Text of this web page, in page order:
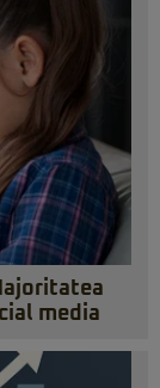
media